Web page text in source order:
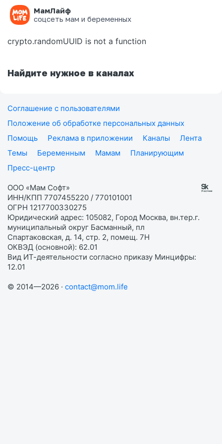
МамЛайф
соцсеть мам и беременных
Ошибка на странице
crypto.randomUUID is not a function
Найдите нужное в каналах
Соглашение с пользователями
Положение об обработке персональных данных
Помощь
Реклама в приложении Каналы
Лента
Темы
Беременным Мамам
Планирующим
Пресс-центр
ООО «Мам Софт»
ИНН/КПП 7707455220 / 770101001
ОГРН 1217700330275
Юридический адрес: 105082, Город Москва, вн.тер.г.
муниципальный округ Басманный, пл
Спартаковская, д. 14, стр. 2, помещ. 7Н
ОКВЭД (основной): 62.01
Вид ИТ-деятельности согласно приказу Минцифры:
12.01
© 2014—2026 · contact@mom.life